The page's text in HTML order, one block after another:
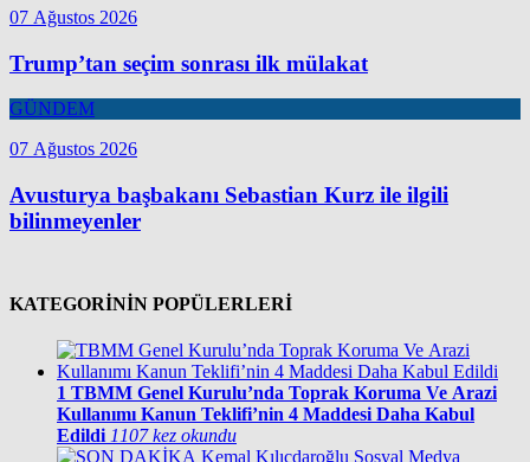
07 Ağustos 2026
Trump’tan seçim sonrası ilk mülakat
GÜNDEM
07 Ağustos 2026
Avusturya başbakanı Sebastian Kurz ile ilgili
bilinmeyenler
KATEGORİNİN POPÜLERLERİ
1 TBMM Genel Kurulu’nda Toprak Koruma Ve Arazi
Kullanımı Kanun Teklifi’nin 4 Maddesi Daha Kabul
Edildi 1107 kez okundu